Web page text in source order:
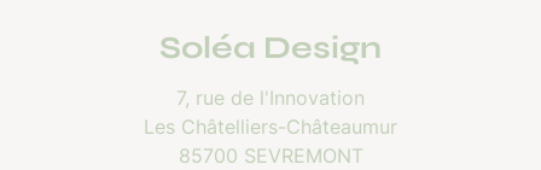
Soléa Design
7, rue de l'Innovation
Les Châtelliers-Châteaumur
85700 SEVREMONT